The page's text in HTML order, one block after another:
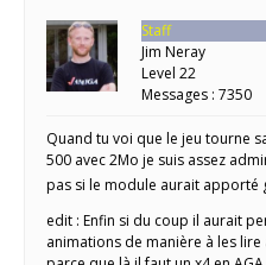
Staff
Jim Neray
Level 22
Messages : 7350
Quand tu voi que le jeu tourne
500 avec 2Mo je suis assez
pas si le module aurait apporté
edit : Enfin si du coup il aurait
animations de manière à les